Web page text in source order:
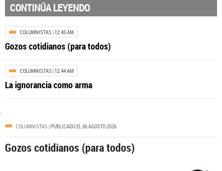
Karol G revela las canciones de
Me Arrepiento de Sentir Tanto
es el álbum con Drake, Bruno Mars y
más invitados
CONTINÚA LEYENDO
COLUMNISTAS| 12:45 AM
Gozos cotidianos (para todos)
COLUMNISTAS| 12:44 AM
La ignorancia como arma
COLUMNISTAS| PUBLICADO EL 06 AGOSTO 2026
Gozos cotidianos (para todos)